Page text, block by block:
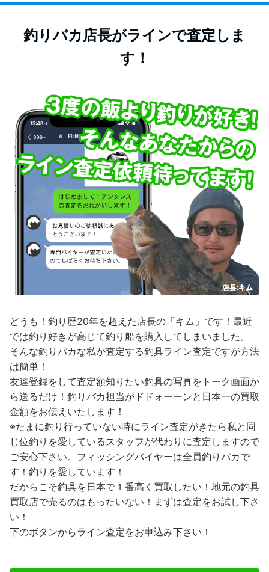
釣りバカ店長がラインで査定しま
す！
どうも！釣り歴20年を超えた店長の「キム」です！最近
では釣り好きが高じて釣り船を購入してしまいました。
そんな釣りバカな私が査定する釣具ライン査定ですが方法
は簡単！
友達登録をして査定額知りたい釣具の写真をトーク画面か
ら送るだけ！釣りバカ担当がドドォーーンと日本一の買取
金額をお伝えいたします！
※たまに釣り行っていない時にライン査定がきたら私と同
じ位釣りを愛しているスタッフが代わりに査定しますので
ご安心下さい。フィッシングバイヤーは全員釣りバカで
す！釣りを愛しています！
だからこそ釣具を日本で１番高く買取したい！地元の釣具
買取店で売るのはもったいない！まずは査定をお試し下さ
い！
下のボタンからライン査定をお申込み下さい！